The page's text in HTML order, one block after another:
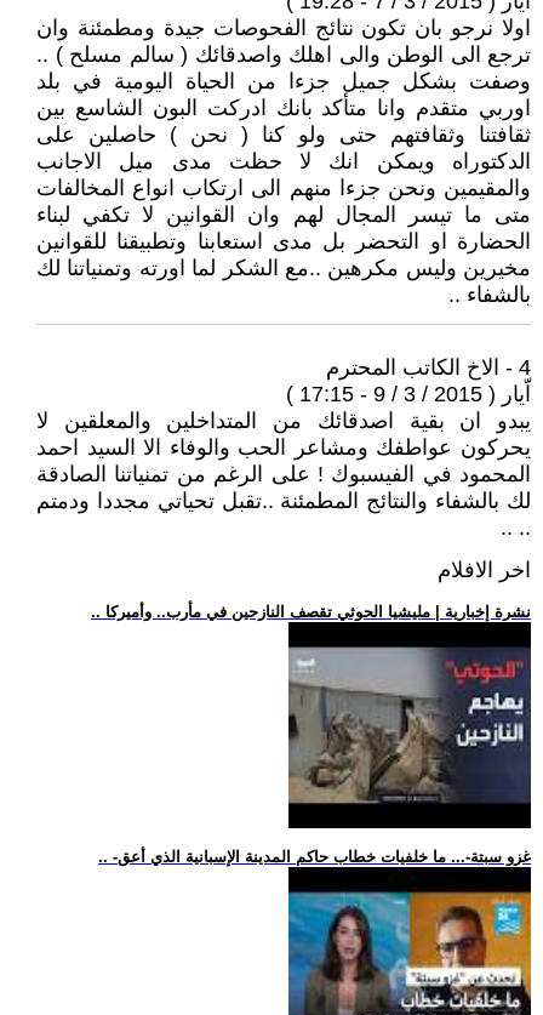
اولا نرجو بان تكون نتائج الفحوصات جيدة ومطمئنة وان
ترجع الى الوطن والى اهلك واصدقائك ( سالم مسلح ) ..
وصفت بشكل جميل جزءا من الحياة اليومية في بلد
اوربي متقدم وانا متأكد بانك ادركت البون الشاسع بين
ثقافتنا وثقافتهم حتى ولو كنا ( نحن ) حاصلين على
الدكتوراه ويمكن انك لا حظت مدى ميل الاجانب
والمقيمين ونحن جزءا منهم الى ارتكاب انواع المخالفات
متى ما تيسر المجال لهم وان القوانين لا تكفي لبناء
الحضارة او التحضر بل مدى استعابنا وتطبيقنا للقوانين
مخيرين وليس مكرهين ..مع الشكر لما اورته وتمنياتنا لك
بالشفاء ..
4 - الاخ الكاتب المحترم
اّيار ( 2015 / 3 / 9 - 17:15 )
يبدو ان بقية اصدقائك من المتداخلين والمعلقين لا
يحركون عواطفك ومشاعر الحب والوفاء الا السيد احمد
المحمود في الفيسبوك ! على الرغم من تمنياتنا الصادقة
لك بالشفاء والنتائج المطمئنة ..تقبل تحياتي مجددا ودمتم
.. ..
اخر الافلام
.. نشرة إخبارية | مليشيا الحوثي تقصف النازحين في مأرب.. وأميركا
.. -غزو سبتة-... ما خلفيات خطاب حاكم المدينة الإسبانية الذي أعق